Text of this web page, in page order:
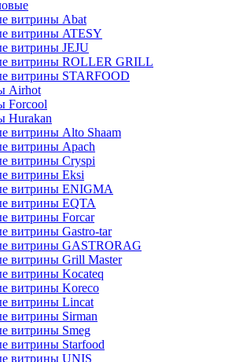
витрины Abat
витрины ATESY
витрины JEJU
витрины ROLLER GRILL
витрины STARFOOD
Airhot
Forcool
Hurakan
витрины Alto Shaam
витрины Apach
витрины Cryspi
витрины Eksi
витрины ENIGMA
витрины EQTA
витрины Forcar
витрины Gastro-tar
витрины GASTRORAG
витрины Grill Master
витрины Kocateq
витрины Koreco
витрины Lincat
витрины Sirman
витрины Smeg
витрины Starfood
витрины UNIS